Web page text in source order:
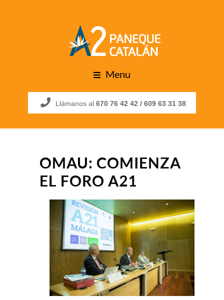
Menu
Llámanos al 670 76 42 42 / 609 63 31 38
OMAU: COMIENZA
EL FORO A21